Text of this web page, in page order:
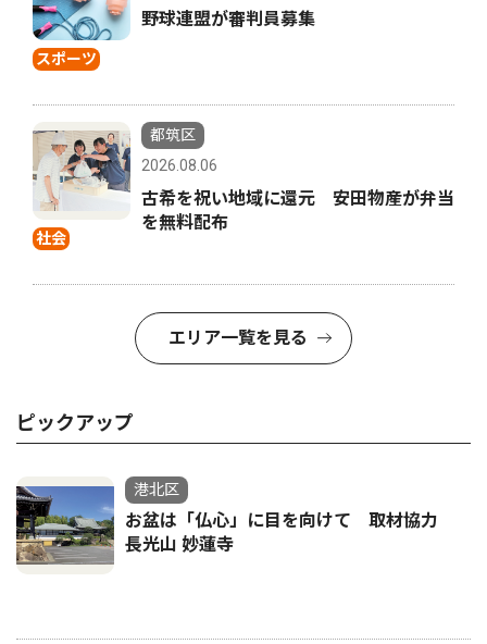
スポーツ
野球連盟が審判員募集
社会
都筑区
2026.08.06
古希を祝い地域に還元 安田物産が弁当
を無料配布
エリア一覧を見る
ピックアップ
港北区
お盆は「仏心」に目を向けて 取材協力
長光山 妙蓮寺